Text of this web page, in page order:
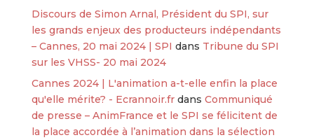
Discours de Simon Arnal, Président du SPI, sur
les grands enjeux des producteurs indépendants
– Cannes, 20 mai 2024 | SPI dans Tribune du SPI
sur les VHSS- 20 mai 2024
Cannes 2024 | L'animation a-t-elle enfin la place
qu'elle mérite? - Ecrannoir.frdans Communiqué
de presse – AnimFrance et le SPI se félicitent de
la place accordée à l’animation dans la sélection